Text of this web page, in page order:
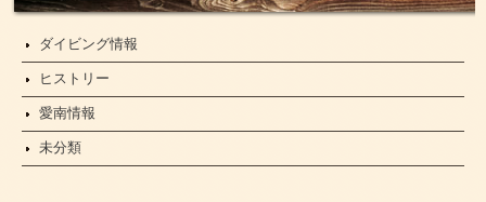
ダイビング情報
ヒストリー
愛南情報
未分類